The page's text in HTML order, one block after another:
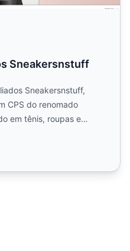
Sneakersnstuff
Sneakersnstuff,
CPS do renomado
em tênis, roupas e